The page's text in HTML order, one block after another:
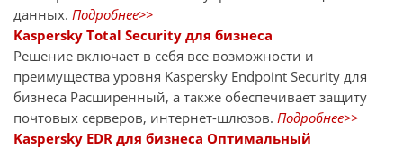
данных. Подробнее>>
Kaspersky Total Security для бизнеса
Решение включает в себя все возможности и
преимущества уровня Kaspersky Endpoint Security для
бизнеса Расширенный, а также обеспечивает защиту
почтовых серверов, интернет-шлюзов. Подробнее>>
Kaspersky EDR для бизнеса Оптимальный